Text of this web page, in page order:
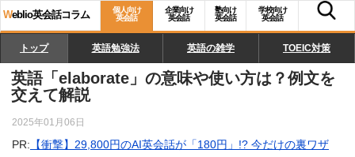
Weblio英会話コラム
個人向け
英会話
企業向け
英会話
塾向け
英会話
学校向け
英会話
トップ 英語勉強法 英語の雑学 TOEIC対策
英語「elaborate」の意味や使い方は？例文を
交えて解説
2025年01月06日
PR: 【衝撃】29,800円のAI英会話が「180円」!? 今だけの裏ワザ